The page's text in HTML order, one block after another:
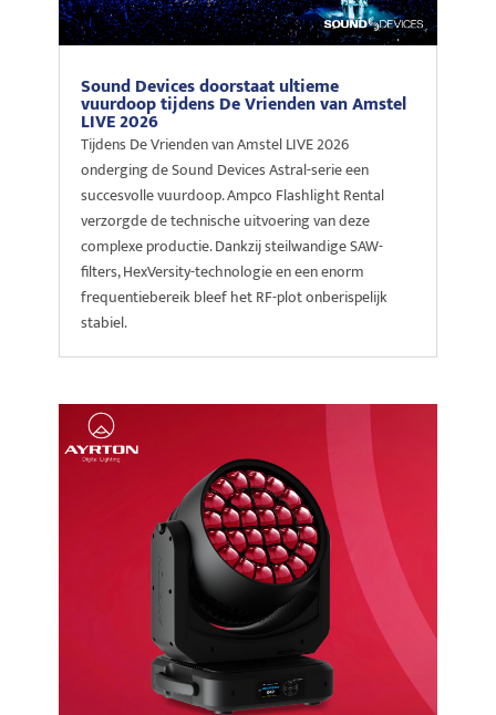
Sound Devices doorstaat ultieme
vuurdoop tijdens De Vrienden van Amstel
LIVE 2026
Tijdens De Vrienden van Amstel LIVE 2026
onderging de Sound Devices Astral-serie een
succesvolle vuurdoop. Ampco Flashlight Rental
verzorgde de technische uitvoering van deze
complexe productie. Dankzij steilwandige SAW-
filters, HexVersity-technologie en een enorm
frequentiebereik bleef het RF-plot onberispelijk
stabiel.